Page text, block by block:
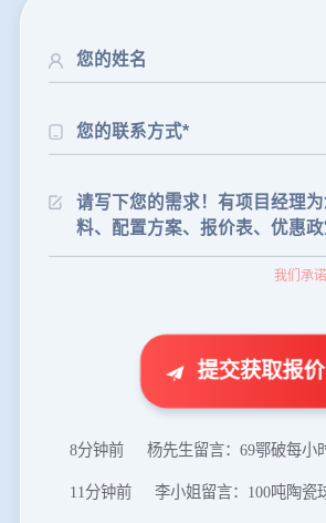
我们承
提交获取报价
24分钟前 朱先生留言：制砂机3000吨
35分钟前 张先生留言：碎石机有几种型号？碎石机
武先生留言：年产100万吨机制
王先生留言：建一条石料破碎生产线，规模300吨/小
陈先生留言：每小时100吨建筑垃圾粉碎机
8分钟前 杨先生留言：69鄂破每小时产量多少？
11分钟前 李小姐留言：100吨陶瓷球磨